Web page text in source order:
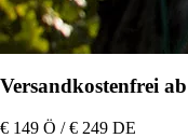
Versandkostenfrei ab
€ 149 Ö / € 249 DE